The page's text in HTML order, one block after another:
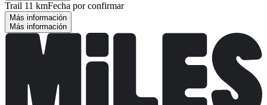
Trail 11 kmFecha por confirmar
Más información
Más información